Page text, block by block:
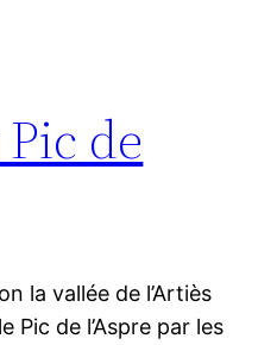
de
la vallée de l’Artiès
Pic de l’Aspre par les